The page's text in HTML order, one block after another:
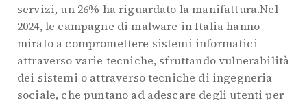
servizi, un 26% ha riguardato la manifattura.Nel
2024, le campagne di malware in Italia hanno
mirato a compromettere sistemi informatici
attraverso varie tecniche, sfruttando vulnerabilità
dei sistemi o attraverso tecniche di ingegneria
sociale, che puntano ad adescare degli utenti per